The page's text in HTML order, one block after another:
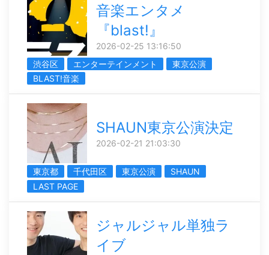
音楽エンタメ
『blast!』
2026-02-25 13:16:50
渋谷区
エンターテインメント
東京公演
BLAST!音楽
SHAUN東京公演決定
2026-02-21 21:03:30
東京都 千代田区 東京公演
SHAUN
LAST PAGE
ジャルジャル単独ラ
イブ